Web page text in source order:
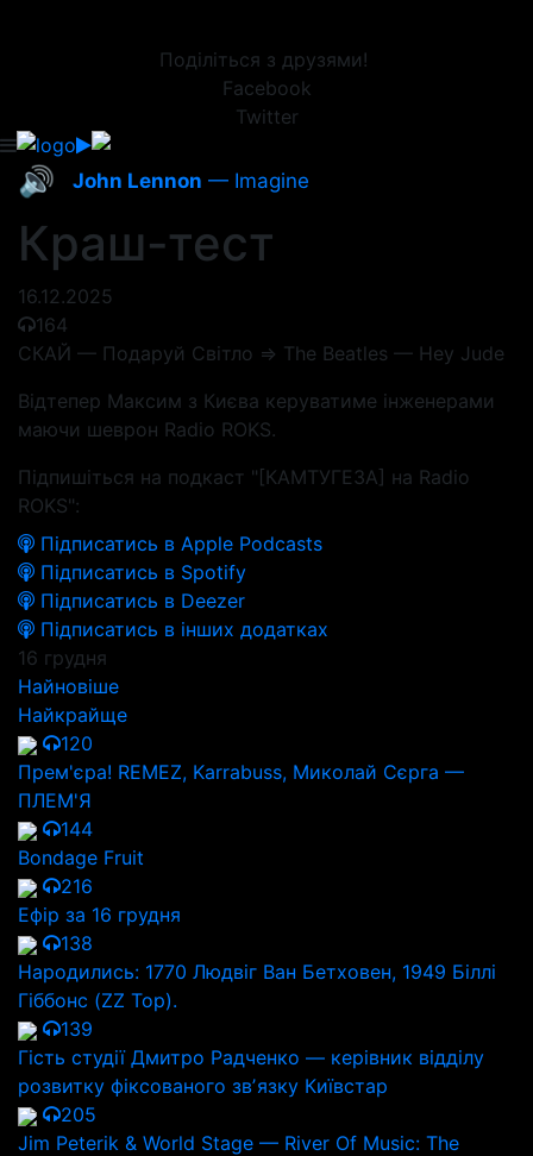
Поділіться з друзями!
Facebook
Twitter
🔊 John Lennon — Imagine
Краш-тест
16.12.2025
164
СКАЙ — Подаруй Світло => The Beatles — Hey Jude
Відтепер Максим з Києва керуватиме інженерами
маючи шеврон Radio ROKS.
Підпишіться на подкаст "[КАМТУГЕЗА] на Radio
ROKS":
Підписатись в Apple Podcasts
Підписатись в Spotify
Підписатись в Deezer
Підписатись в інших додатках
16 грудня
Найновіше
Найкрайще
120
Прем'єра! REMEZ, Karrabuss, Миколай Сєрга —
ПЛЕМ'Я
144
Bondage Fruit
216
Ефір за 16 грудня
138
Народились: 1770 Людвіг Ван Бетховен, 1949 Біллі
Гіббонс (ZZ Top).
139
Гість студії Дмитро Радченко — керівник відділу
розвитку фіксованого звʼязку Київстар
205
Jim Peterik & World Stage — River Of Music: The